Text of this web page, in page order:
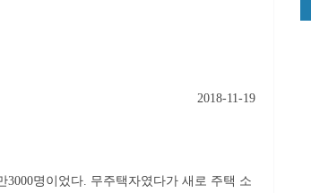
2018-11-19
3000명이었다. 무주택자였다가 새로 주택 소